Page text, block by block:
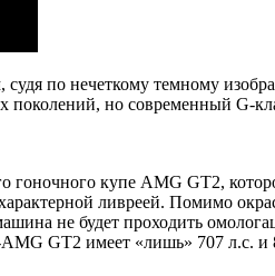
по нечеткому темному
но современный G-
гоночного купе AMG GT2,
ливреей. Помимо
не будет проходить
AMG GT2 имеет «лишь» 707 л.с.